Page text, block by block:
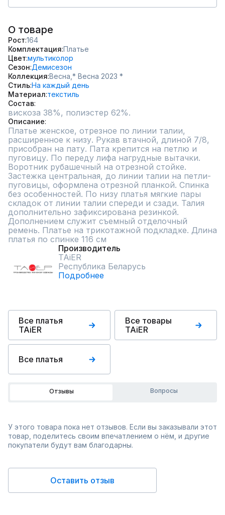
О товаре
Рост 164
Комплектация Платье
Цвет мультиколор
Сезон Демисезон
Коллекция Весна, * Весна 2023 *
СтильНа каждый день
Материал текстиль
Состав
вискоза 38%, полиэстер 62%.
Описание
Платье женское, отрезное по линии талии,
расширенное к низу. Рукав втачной, длиной 7/8,
присобран на пату. Пата крепится на петлю и
пуговицу. По переду лифа нагрудные вытачки.
Воротник рубашечный на отрезной стойке.
Застежка центральная, до линии талии на петли-
пуговицы, оформлена отрезной планкой. Спинка
без особенностей. По низу платья мягкие пары
складок от линии талии спереди и сзади. Талия
дополнительно зафиксирована резинкой.
Дополнением служит съемный отделочный
ремень. Платье на трикотажной подкладке. Длина
платья по спинке 116 см
Производитель
TAiER
Республика Беларусь
Подробнее
Все платья
TAiER
Все товары
TAiER
Все платья
Отзывы Вопросы
У этого товара пока нет отзывов. Если вы заказывали этот
товар, поделитесь своим впечатлением о нём, и другие
покупатели будут вам благодарны.
Оставить отзыв